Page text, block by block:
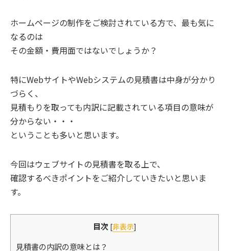
ホームページの制作をご検討されている方で、最も気に
なるのは
その金額・費用面ではないでしょうか？
特にWebサイトやWebシステムの見積書は中身が分かり
づらく、
見積もりを取っても内訳に記載されている項目の意味が
分からない・・・
ということも多いと思います。
今回はウェブサイトの見積書を取る上で、
確認するべきポイントをご紹介していきたいと思いま
す。
目次 [非表示]
見積書の内訳の意味とは？